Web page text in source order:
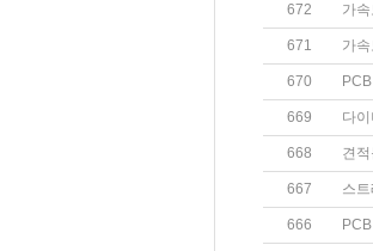
672 가
671 가
670
669 다
668 견
667 스
666